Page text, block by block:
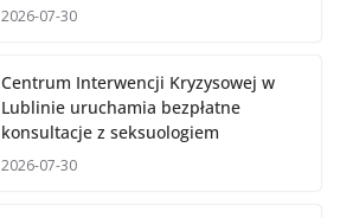
2026-07-30
Centrum Interwencji Kryzysowej w
Lublinie uruchamia bezpłatne
konsultacje z seksuologiem
2026-07-30